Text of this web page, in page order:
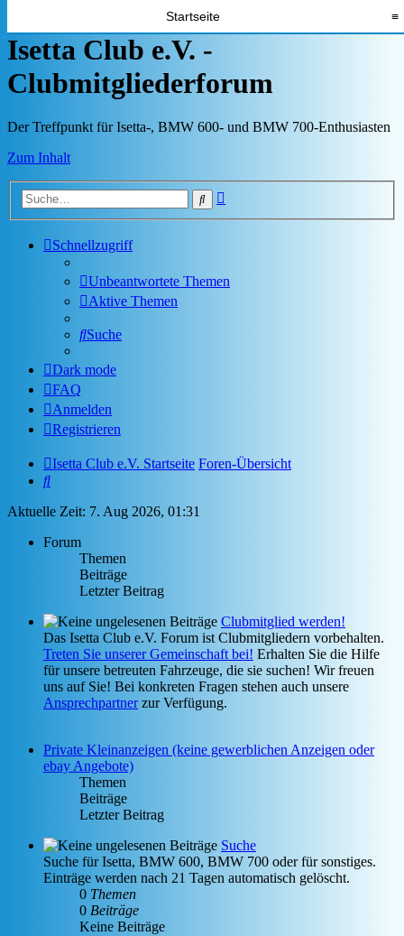
Startseite ≡
Isetta Club e.V. -
Clubmitgliederforum
Der Treffpunkt für Isetta-, BMW 600- und BMW 700-Enthusiasten
Zum Inhalt
Suche
Schnellzugriff
Unbeantwortete Themen
Aktive Themen
Suche
Dark mode
FAQ
Anmelden
Registrieren
Isetta Club e.V. Startseite Foren-Übersicht
Suche
Aktuelle Zeit: 7. Aug 2026, 01:31
Forum
Themen
Beiträge
Letzter Beitrag
Clubmitglied werden!
Das Isetta Club e.V. Forum ist Clubmitgliedern vorbehalten.
Treten Sie unserer Gemeinschaft bei! Erhalten Sie die Hilfe
für unsere betreuten Fahrzeuge, die sie suchen! Wir freuen
uns auf Sie! Bei konkreten Fragen stehen auch unsere
Ansprechpartnerzur Verfügung.
Private Kleinanzeigen (keine gewerblichen Anzeigen oder
ebay Angebote)
Themen
Beiträge
Letzter Beitrag
Suche
Suche für Isetta, BMW 600, BMW 700 oder für sonstiges.
Einträge werden nach 21 Tagen automatisch gelöscht.
0 Themen
0 Beiträge
Keine Beiträge